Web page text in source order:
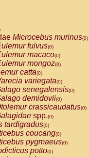
capucinus
nigrivittatus
spp.(0)
boliviensis(0)
sciureus(0)
caraya(0)
fusca(0)
seniculus(0)
spp.(0)
belzebuth(0)
geoffroyi(0)
paniscus(0)
spp.(0)
lagothricha(0)
lagothricha cana
calvus
Microcebus murinus(0)
fulvus(0)
macaco(0)
mongoz(0)
catta(0)
variegata(0)
senegalensis(0)
demidovii(0)
crassicaudatus(0)
spp.(0)
tardigradus(0)
coucang(0)
pygmaeus(0)
potto(0)